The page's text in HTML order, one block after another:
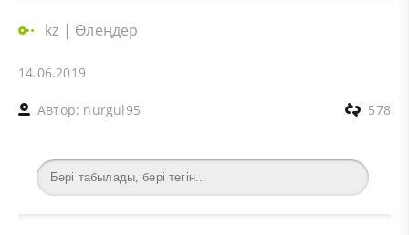
kz | Өлеңдер
14.06.2019
Автор: nurgul95 578